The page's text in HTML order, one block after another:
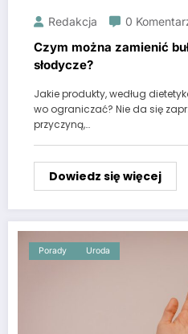
Redakcja 0
Czym można zamienić
słodycze?
Jakie produkty, według
wo ograniczać? Nie da się
przyczyną,…
Dowiedz się więcej
Porady Uroda